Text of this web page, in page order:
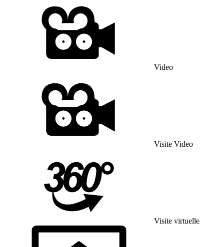
Video
Visite Video
Visite virtuelle